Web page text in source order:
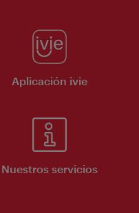
Aplicación ivie
Nuestros servicios